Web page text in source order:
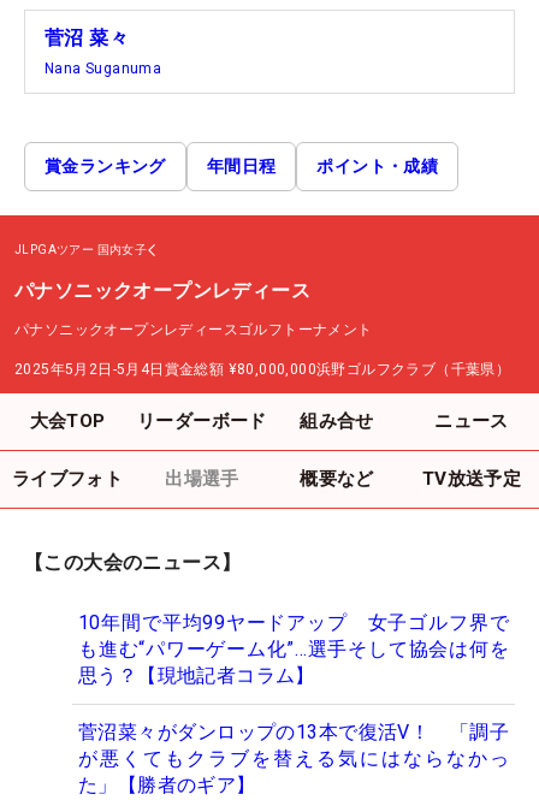
菅沼 菜々
Nana Suganuma
賞金ランキング 年間日程 ポイント・成績
JLPGAツアー 国内女子
パナソニックオープンレディース
パナソニックオープンレディースゴルフトーナメント
2025年5月2日-5月4日 賞金総額 ¥80,000,000浜野ゴルフクラブ（千葉県）
大会TOP リーダーボード 組み合せ ニュース
ライブフォト 出場選手 概要など TV放送予定
【この大会のニュース】
10年間で平均99ヤードアップ 女子ゴルフ界で
も進む“パワーゲーム化”…選手そして協会は何を
思う？【現地記者コラム】
菅沼菜々がダンロップの13本で復活V！ 「調子
が悪くてもクラブを替える気にはならなかっ
た」【勝者のギア】